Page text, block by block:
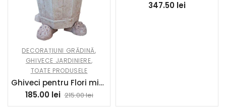
DECORAȚIUNI GRĂDINĂ,
GHIVECE JARDINIERE,
TOATE PRODUSELE
Ghiveci pentru Flori mic hexagon Jardiniera de Gradina sau Terasa din beton COD48
215.00lei
185.00 lei
347.50 lei